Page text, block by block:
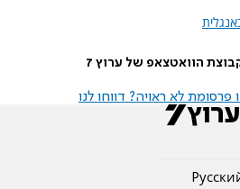
הוואטצאפ של ערוץ 7
לא ראויה? דווחו לנו